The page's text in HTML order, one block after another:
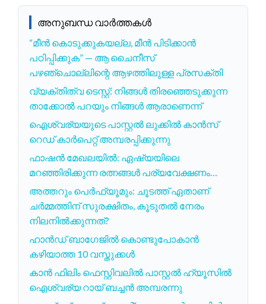
അനുബന്ധ വാർത്തകൾ
“മീന്‍ കൊടുക്കുകയല്ല, മീന്‍ പിടിക്കാന്‍
പഠിപ്പിക്കുക” — ആ ചൈനീസ്
പഴഞ്ചൊല്ലിന്റെ ആഴത്തിലുള്ള പ്രസക്തി
വ്യക്തിത്വ ടെസ്റ്റ്: നിങ്ങൾ തിരഞ്ഞെടുക്കുന്ന
താക്കോൽ പറയും നിങ്ങൾ ആരാണെന്ന്
ഐശ്വര്യയുടെ പാസ്റ്റൽ ലുക്കിൽ കാൻസ്
റെഡ് കാർപെറ്റ് അമ്പരപ്പിക്കുന്നു
ഫാഷൻ മേഖലയിൽ: ഏഷ്യയിലെ
മറഞ്ഞിരിക്കുന്ന രത്നങ്ങൾ പര്യവേക്ഷണം…
അത്തറും പെർഫ്യൂമും: ചൂടത്ത് ഏതാണ്
ചർമ്മത്തിന് സുരക്ഷിതം, കൂടുതൽ നേരം
നിലനിൽക്കുന്നത്?
ഹാൻഡ് ബാഗേജിൽ കൊണ്ടുപോകാൻ
കഴിയാത്ത 10 വസ്തുക്കൾ
കാൻ ഫിലിം ഫെസ്റ്റിവലിൽ പാസ്റ്റൽ ഹ്യൂസിൽ
ഐശ്വര്യ റായ് ബച്ചൻ അമ്പരന്നു